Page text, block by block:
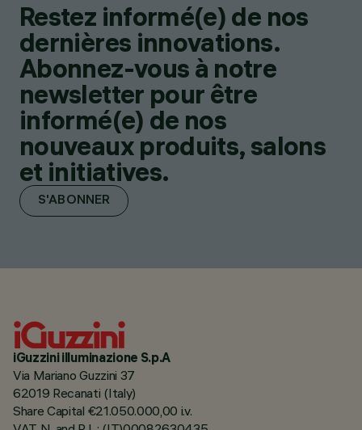
Restez informé(e) de nos
dernières innovations.
Abonnez-vous à notre
newsletter pour être
informé(e) de nos
nouveaux produits, salons
et initiatives.
S'ABONNER
iGuzzini illuminazione S.p.A
Via Mariano Guzzini 37
62019 Recanati (Italy)
Share Capital €21.050.000,00 i.v.